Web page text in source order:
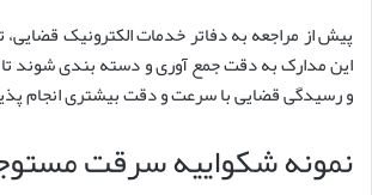
پیش از مراجعه به دفاتر خدمات الکترونیک
این مدارک به دقت جمع آوری و دسته بندی شوند
و رسیدگی قضایی با سرعت و دقت بیشتری انجام
نمونه شکواییه سرقت